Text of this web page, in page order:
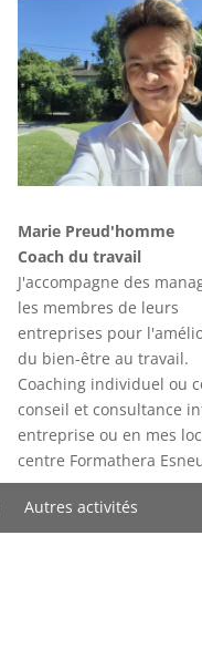
Marie Preud'homme
Coach du travail
J'accompagne des
les membres de leurs
entreprises pour
du bien-être au travail.
Coaching individuel ou
conseil et consultance
entreprise ou en mes
centre Formathera
Autres activités